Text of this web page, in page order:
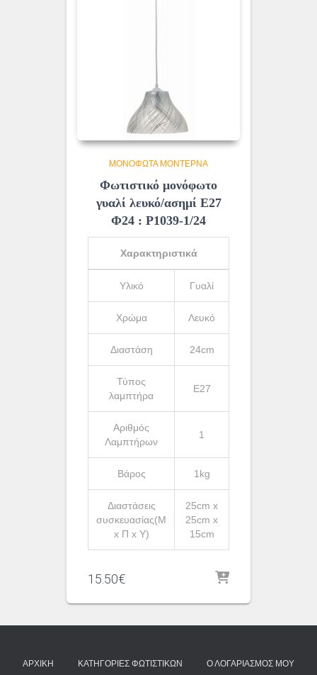
ΜΟΝΌΦΩΤΑ ΜΟΝΤΈΡΝΑ
Φωτιστικό μονόφωτο
γυαλί λευκό/ασημί Ε27
Φ24 : Ρ1039-1/24
Χαρακτηριστικά
Υλικό Γυαλί
Χρώμα Λευκό
Διαστάση 24cm
Τύπος
λαμπτήρα
Ε27
Αριθμός
Λαμπτήρων
1
Βάρος 1kg
Διαστάσεις
συσκευασίας(Μ
x Π x Υ)
25cm x
25cm x
15cm
15.50€
ΑΡΧΙΚΉ ΚΑΤΗΓΟΡΊΕΣ ΦΩΤΙΣΤΙΚΏΝ Ο ΛΟΓΑΡΙΑΣΜΌΣ ΜΟΥ